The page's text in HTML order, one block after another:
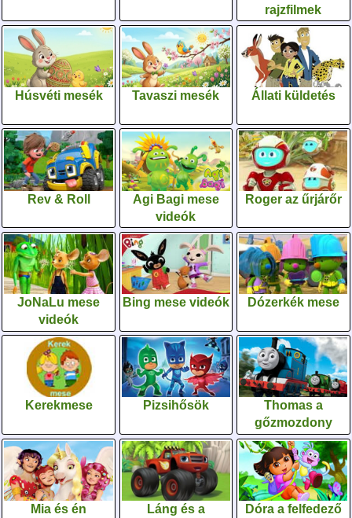
rajzfilmek
Húsvéti mesék Tavaszi mesék Állati küldetés
Rev & Roll
Agi Bagi mese
videók
Roger az űrjárőr
JoNaLu mese
videók
Bing mese videók Dózerkék mese
Kerekmese Pizsihősök
Thomas a
gőzmozdony
Mia és én
Láng és a
Dóra a felfedező